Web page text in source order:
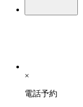
×
電話予約